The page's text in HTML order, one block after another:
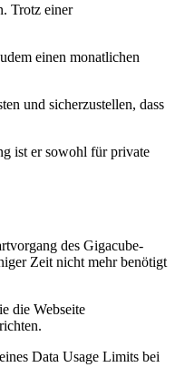
Trotz einer
einen monatlichen
und sicherzustellen, dass
ist er sowohl für private
des Gigacube-
Zeit nicht mehr benötigt
die Webseite
Data Usage Limits bei